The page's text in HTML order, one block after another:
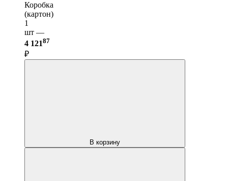
Коробка
(картон)
1
шт —
4 12187
₽
В корзину